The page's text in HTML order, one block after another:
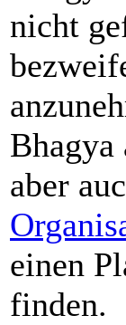
nicht
aber
einen
finden.